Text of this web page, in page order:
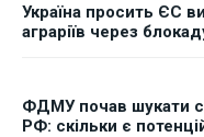
Україна просить ЄС
аграріїв через
ФДМУ почав шукати
РФ: скільки є